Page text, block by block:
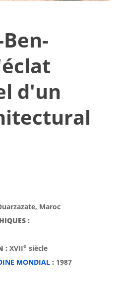
d'un
Maroc
:
: XVIIe siècle
MONDIAL : 1987